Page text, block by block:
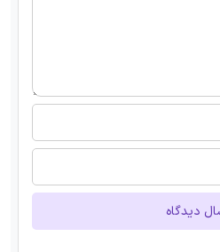
دیدگاه